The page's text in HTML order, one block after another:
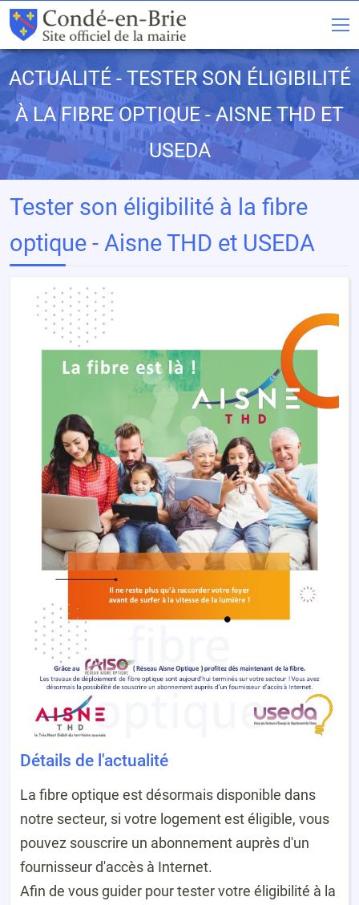
ACTUALITÉ - TESTER SON ÉLIGIBILITÉ
À LA FIBRE OPTIQUE - AISNE THD ET
USEDA
Tester son éligibilité à la fibre
optique - Aisne THD et USEDA
Détails de l'actualité
La fibre optique est désormais disponible dans
notre secteur, si votre logement est éligible, vous
pouvez souscrire un abonnement auprès d'un
fournisseur d'accès à Internet.
Afin de vous guider pour tester votre éligibilité à la